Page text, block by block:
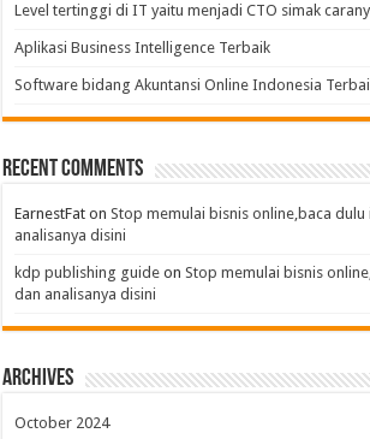
Level tertinggi di IT yaitu menjadi CTO simak
Aplikasi Business Intelligence Terbaik
Software bidang Akuntansi Online Indonesia
Recent Comments
EarnestFat onStop memulai bisnis online,baca dulu
analisanya disini
kdp publishing guide onStop memulai bisnis
dan analisanya disini
Archives
October 2024